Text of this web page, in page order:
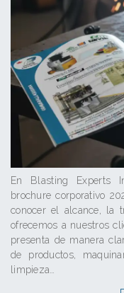
En Blasting Experts
brochure corporativo
conocer el alcance, la
ofrecemos a nuestros
presenta de manera
de productos,
limpieza…